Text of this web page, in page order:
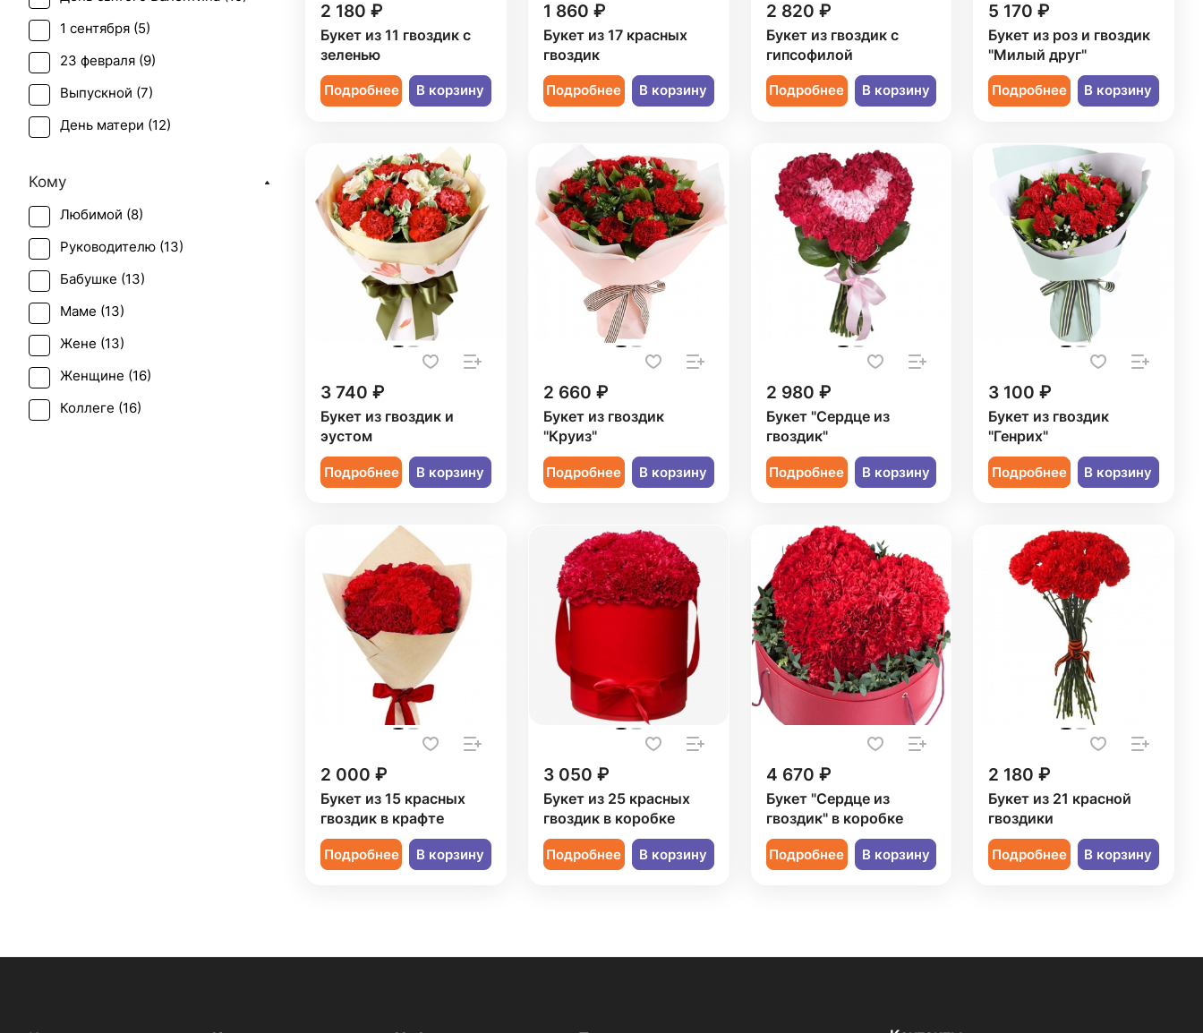
2 180 ₽
Букет из 11 гвоздик с
зеленью
Подробнее В корзину
1 860 ₽
Букет из 17 красных
гвоздик
Подробнее В корзину
2 820 ₽
Букет из гвоздик с
гипсофилой
Подробнее В корзину
5 170 ₽
Букет из роз и гвоздик
"Милый друг"
Подробнее В корзину
3 740 ₽
Букет из гвоздик и
эустом
Подробнее В корзину
2 660 ₽
Букет из гвоздик
"Круиз"
Подробнее В корзину
2 980 ₽
Букет "Сердце из
гвоздик"
Подробнее В корзину
3 100 ₽
Букет из гвоздик
"Генрих"
Подробнее В корзину
2 000 ₽
Букет из 15 красных
гвоздик в крафте
Подробнее В корзину
3 050 ₽
Букет из 25 красных
гвоздик в коробке
Подробнее В корзину
4 670 ₽
Букет "Сердце из
гвоздик" в коробке
Подробнее В корзину
2 180 ₽
Букет из 21 красной
гвоздики
Подробнее В корзину
1 сентября (5)
23 февраля (9)
Выпускной (7)
День матери (12)
Первое свидание (
Последний звонок (
Татьянин день (12)
Траур (2)
Юбилей (2
Кому
Любимой (8)
Руководителю (13)
Бабушке (13)
Маме (13)
Жене (13)
Женщине (16)
Коллеге (16)